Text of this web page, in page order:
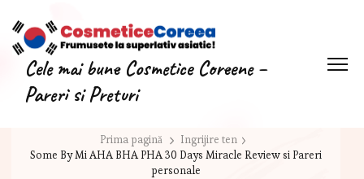
Cele mai bune Cosmetice Coreene –
Pareri si Preturi
Prima pagină
Ingrijire ten
Some By Mi AHA BHA PHA 30 Days Miracle Review si Pareri
personale